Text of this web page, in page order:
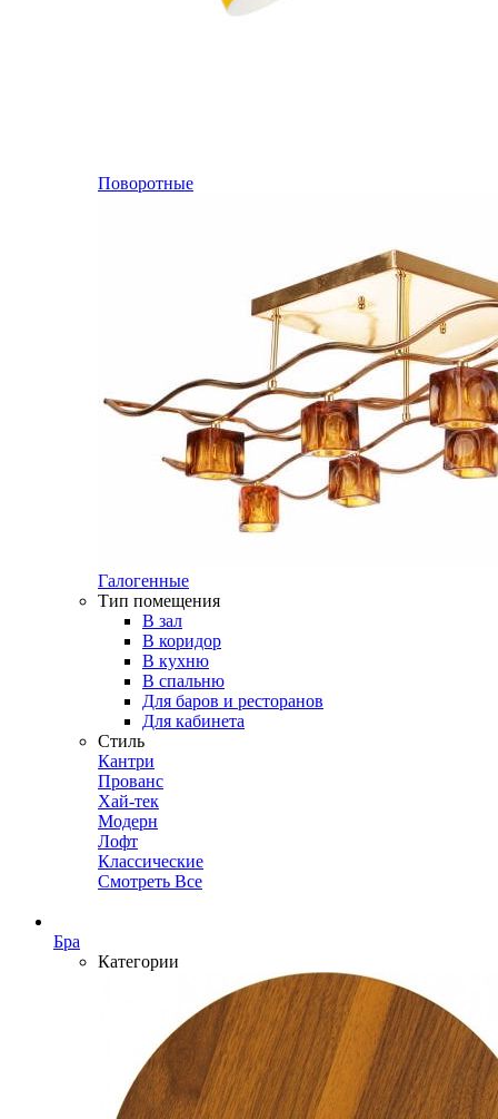
Поворотные
Галогенные
Тип помещения
В зал
В коридор
В кухню
В спальню
Для баров и ресторанов
Для кабинета
Стиль
Кантри
Прованс
Хай-тек
Модерн
Лофт
Классические
Смотреть Все
Бра
Категории